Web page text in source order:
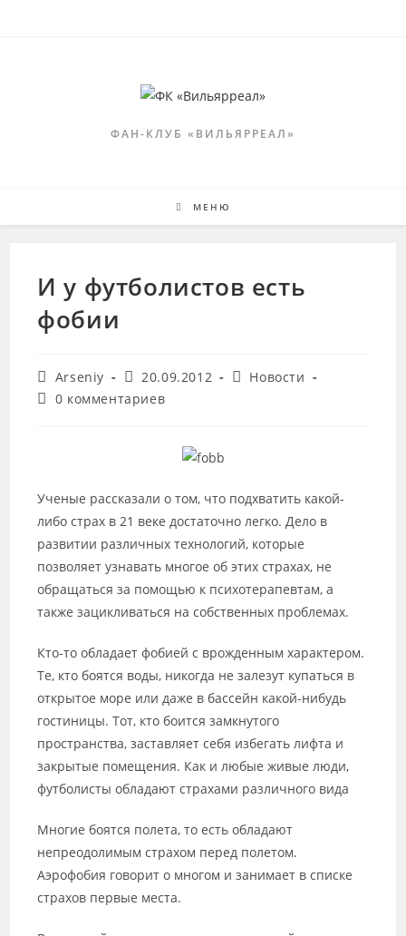
ФАН-КЛУБ «ВИЛЬЯРРЕАЛ»
МЕНЮ
И у футболистов есть
фобии
Автор
записи:
Arseniy
Запись
опубликована:
20.09.2012
Рубрика
Новости
Комментарии
0 комментариев
Ученые рассказали о том, что подхватить какой-
либо страх в 21 веке достаточно легко. Дело в
развитии различных технологий, которые
позволяет узнавать многое об этих страхах, не
обращаться за помощью к психотерапевтам, а
также зацикливаться на собственных проблемах.
Кто-то обладает фобией с врожденным характером.
Те, кто боятся воды, никогда не залезут купаться в
открытое море или даже в бассейн какой-нибудь
гостиницы. Тот, кто боится замкнутого
пространства, заставляет себя избегать лифта и
закрытые помещения. Как и любые живые люди,
футболисты обладают страхами различного вида
Многие боятся полета, то есть обладают
непреодолимым страхом перед полетом.
Аэрофобия говорит о многом и занимает в списке
страхов первые места.